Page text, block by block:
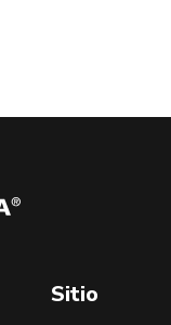
Sitio